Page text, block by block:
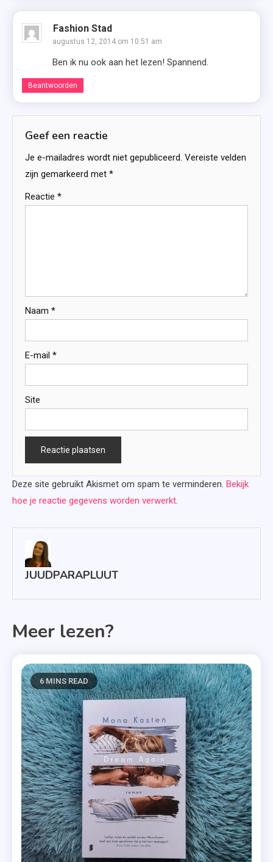
Fashion Stad
augustus 12, 2014 om 10:51 am
Ben ik nu ook aan het lezen! Spannend.
Beantwoorden
Geef een reactie
Je e-mailadres wordt niet gepubliceerd. Vereiste velden
zijn gemarkeerd met *
Reactie *
Naam *
E-mail *
Site
Deze site gebruikt Akismet om spam te verminderen. Bekijk
hoe je reactie gegevens worden verwerkt.
JUUDPARAPLUUT
Meer lezen?
6 MINS READ